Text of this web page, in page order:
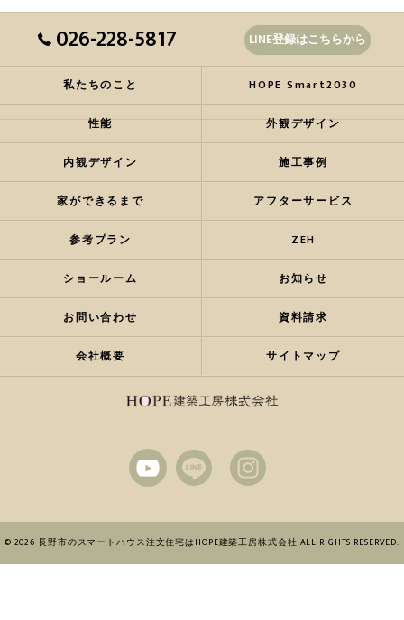
026-228-5817 LINE登録はこちらから
私たちのこと HOPE Smart2030
性能 外観デザイン
内観デザイン 施工事例
家ができるまで アフターサービス
参考プラン ZEH
ショールーム お知らせ
お問い合わせ 資料請求
会社概要 サイトマップ
© 2026 長野市のスマートハウス注文住宅はHOPE建築工房株式会社 ALL RIGHTS RESERVED.